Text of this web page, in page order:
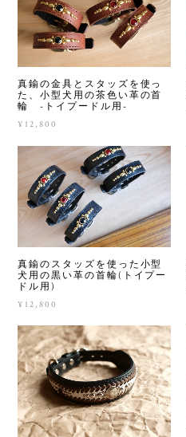
真鍮の金具とスタッズを使っ
た、小型犬用の茶色い革の首
輪 -トイプードル用-
¥12,800
真鍮のスタッズを使った小型
犬用の黒い革の首輪(トイプー
ドル用)
¥12,800